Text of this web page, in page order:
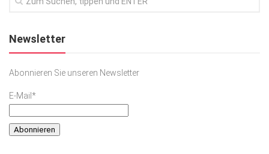
SACHSEN IN PARIS
Newsletter
Abonnieren Sie unseren Newsletter
E-Mail*